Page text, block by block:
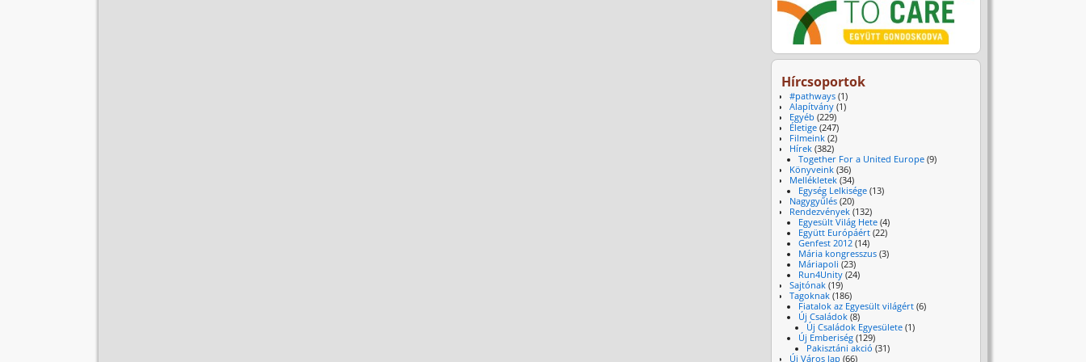
Hírcsoportok
#pathways (1)
Alapítvány (1)
Egyéb (229)
Életige (247)
Filmeink (2)
Hírek (382)
Together For a United Europe(9)
Könyveink (36)
Mellékletek (34)
Egység Lelkisége(13)
Nagygyűlés (20)
Rendezvények (132)
Egyesült Világ Hete(4)
Együtt Európáért(22)
Genfest 2012(14)
Mária kongresszus(3)
Máriapoli (23)
Run4Unity(24)
Sajtónak (19)
Tagoknak (186)
Fiatalok az Egyesült világért(6)
Új Családok(8)
Új Családok Egyesülete (1)
Új Emberiség(129)
Pakisztáni akció (31)
Új Város lap (66)